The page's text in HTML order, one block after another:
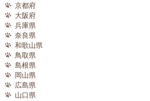
京都府
大阪府
兵庫県
奈良県
和歌山県
鳥取県
島根県
岡山県
広島県
山口県